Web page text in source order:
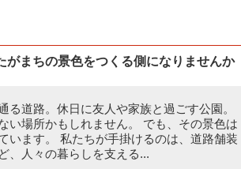
まちの景色をつくる側になりませんか
る道路。休日に友人や家族と過ごす公園。
い場所かもしれません。 でも、その景色は
います。 私たちが手掛けるのは、道路舗装
、人々の暮らしを支える...